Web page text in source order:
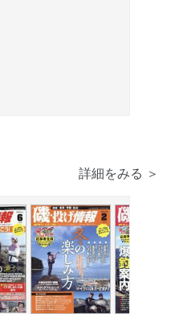
詳細をみる ＞